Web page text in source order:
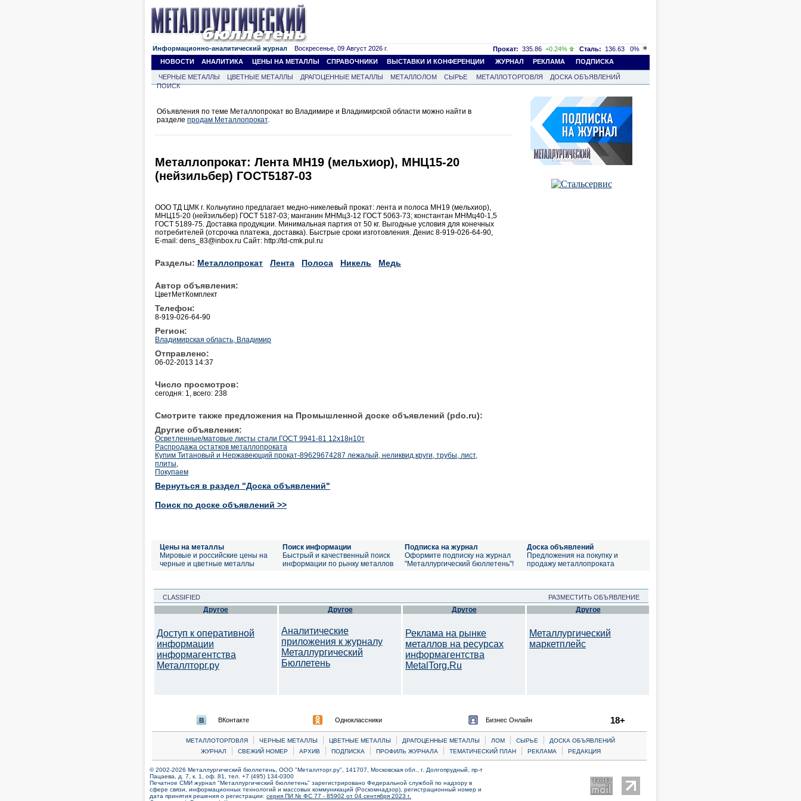
Информационно-аналитический журнал Воскресенье, 09 Август 2026 г. Прокат: 335.86 +0.24% Сталь: 136.63
0%
НОВОСТИ
АНАЛИТИКА ЦЕНЫ НА МЕТАЛЛЫ СПРАВОЧНИКИ ВЫСТАВКИ И КОНФЕРЕНЦИИ ЖУРНАЛ РЕКЛАМА ПОДПИСКА
ЧЕРНЫЕ МЕТАЛЛЫ ЦВЕТНЫЕ МЕТАЛЛЫ ДРАГОЦЕННЫЕ МЕТАЛЛЫ МЕТАЛЛОЛОМ СЫРЬЕ МЕТАЛЛОТОРГОВЛЯ
ДОСКА ОБЪЯВЛЕНИЙ
ПОИСК
Объявления по теме Металлопрокат во Владимире и Владимирской области можно найти в
разделе продам Металлопрокат.
Металлопрокат: Лента МН19 (мельхиор), МНЦ15-20
(нейзильбер) ГОСТ5187-03
ООО ТД ЦМК г. Кольчугино предлагает медно-никелевый прокат: лента и полоса МН19 (мельхиор),
МНЦ15-20 (нейзильбер) ГОСТ 5187-03; манганин МНМц3-12 ГОСТ 5063-73; константан МНМц40-1,5
ГОСТ 5189-75. Доставка продукции. Минимальная партия от 50 кг. Выгодные условия для конечных
потребителей (отсрочка платежа, доставка). Быстрые сроки изготовления. Денис 8-919-026-64-90,
Е-mail: dens_83@inbox.ru Сайт: http://td-cmk.pul.ru
Разделы: Металлопрокат Лента Полоса Никель Медь
Автор объявления:
ЦветМетКомплект
Телефон:
8-919-026-64-90
Регион:
Владимирская область, Владимир
Отправлено:
06-02-2013 14:37
Число просмотров:
сегодня: 1, всего: 238
Смотрите также предложения на Промышленной доске объявлений (pdo.ru):
Другие объявления:
Осветленные/матовые листы стали ГОСТ 9941-81 12х18н10т
Распродажа остатков металлопроката
Купим Титановый и Нержавеющий прокат-89629674287 лежалый, неликвид,круги, трубы, лист,
плиты,
Покупаем
Вернуться в раздел "Доска объявлений"
Поиск по доске объявлений >>
Цены на металлы
Мировые и российские цены на
черные и цветные металлы
Поиск информации
Быстрый и качественный поиск
информации по рынку металлов
Подписка на журнал
Оформите подписку на журнал
"Металлургический бюллетень"!
Доска объявлений
Предложения на покупку и
продажу металлопроката
CLASSIFIED РАЗМЕСТИТЬ ОБЪЯВЛЕНИЕ
Другое
Доступ к оперативной
информации
информагентства
Металлторг.ру
Другое
Аналитические
приложения к журналу
Металлургический
Бюллетень
Другое
Реклама на рынке
металлов на ресурсах
информагентства
MetalTorg.Ru
Другое
Металлургический
маркетплейс
ВКонтакте Одноклассники Бизнес Онлайн 18+
МЕТАЛЛОТОРГОВЛЯ | ЧЕРНЫЕ МЕТАЛЛЫ | ЦВЕТНЫЕ МЕТАЛЛЫ | ДРАГОЦЕННЫЕ МЕТАЛЛЫ | ЛОМ | CЫРЬЕ |
ДОСКА ОБЪЯВЛЕНИЙ
ЖУРНАЛ
| СВЕЖИЙ НОМЕР | АРХИВ | ПОДПИСКА | ПРОФИЛЬ ЖУРНАЛА | ТЕМАТИЧЕСКИЙ ПЛАН | РЕКЛАМА | РЕДАКЦИЯ
© 2002-2026 Металлургический бюллетень, ООО "Металлторг.ру", 141707, Московская обл., г. Долгопрудный, пр-т
Пацаева, д. 7, к. 1, оф. 81, тел. +7 (495) 134-0300
Печатное СМИ журнал "Металлургический бюллетень" зарегистрировано Федеральной службой по надзору в
сфере связи, информационных технологий и массовых коммуникаций (Роскомнадзор), регистрационный номер и
дата принятия решения о регистрации: серия ПИ № ФС 77 - 85902 от 04 сентября 2023 г.